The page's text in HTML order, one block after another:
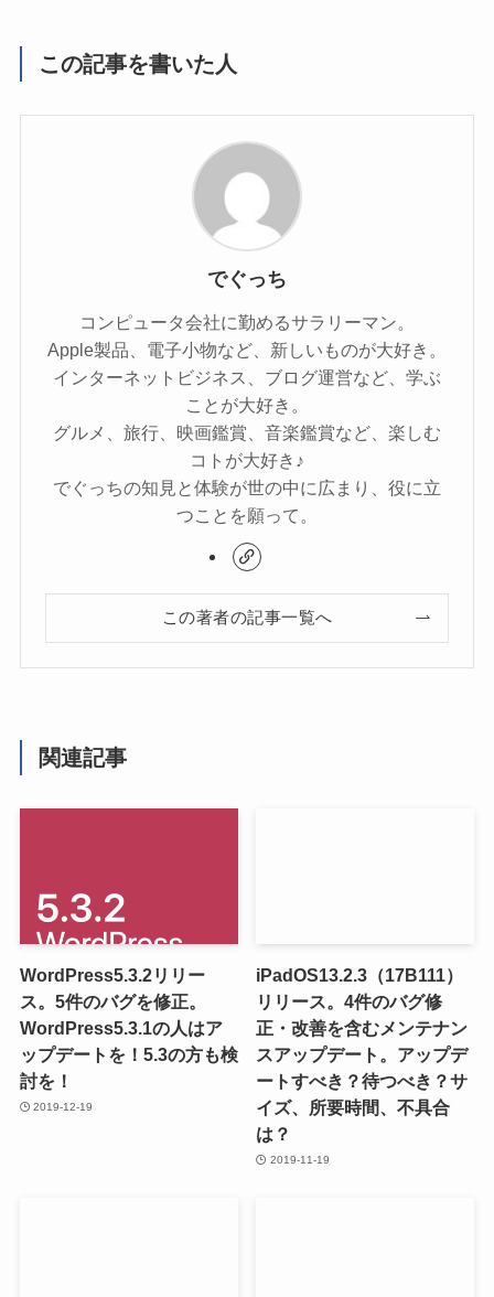
この記事を書いた人
でぐっち
コンピュータ会社に勤めるサラリーマン。
Apple製品、電子小物など、新しいものが大好き。
インターネットビジネス、ブログ運営など、学ぶ
ことが大好き。
グルメ、旅行、映画鑑賞、音楽鑑賞など、楽しむ
コトが大好き♪
でぐっちの知見と体験が世の中に広まり、役に立
つことを願って。
この著者の記事一覧へ
関連記事
WordPress5.3.2リリー
ス。5件のバグを修正。
WordPress5.3.1の人はア
ップデートを！5.3の方も検
討を！
2019-12-19
iPadOS13.2.3（17B111）
リリース。4件のバグ修
正・改善を含むメンテナン
スアップデート。アップデ
ートすべき？待つべき？サ
イズ、所要時間、不具合
は？
2019-11-19